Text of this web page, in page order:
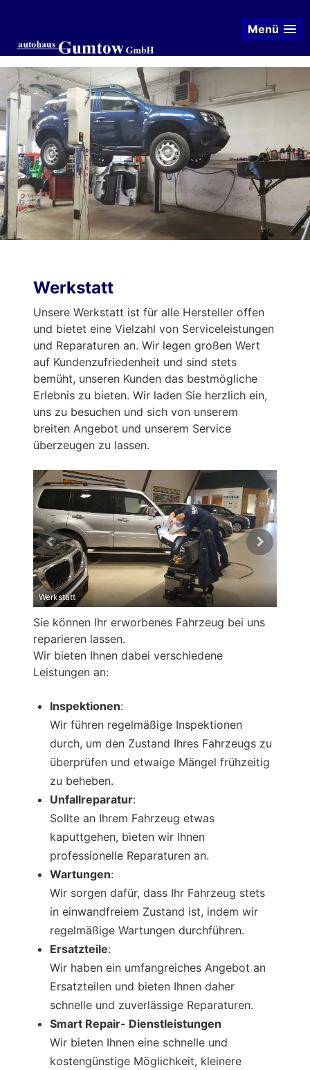
Menü
Werkstatt
Unsere Werkstatt ist für alle Hersteller offen
und bietet eine Vielzahl von Serviceleistungen
und Reparaturen an. Wir legen großen Wert
auf Kundenzufriedenheit und sind stets
bemüht, unseren Kunden das bestmögliche
Erlebnis zu bieten. Wir laden Sie herzlich ein,
uns zu besuchen und sich von unserem
breiten Angebot und unserem Service
überzeugen zu lassen.
Werkstatt
Sie können Ihr erworbenes Fahrzeug bei uns
reparieren lassen.
Wir bieten Ihnen dabei verschiedene
Leistungen an:
Inspektionen:
Wir führen regelmäßige Inspektionen
durch, um den Zustand Ihres Fahrzeugs zu
überprüfen und etwaige Mängel frühzeitig
zu beheben.
Unfallreparatur:
Sollte an Ihrem Fahrzeug etwas
kaputtgehen, bieten wir Ihnen
professionelle Reparaturen an.
Wartungen:
Wir sorgen dafür, dass Ihr Fahrzeug stets
in einwandfreiem Zustand ist, indem wir
regelmäßige Wartungen durchführen.
Ersatzteile:
Wir haben ein umfangreiches Angebot an
Ersatzteilen und bieten Ihnen daher
schnelle und zuverlässige Reparaturen.
Smart Repair- Dienstleistungen
Wir bieten Ihnen eine schnelle und
kostengünstige Möglichkeit, kleinere